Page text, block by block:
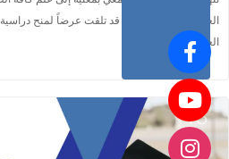
العالي والبحث العلمي قد تلقت عرضاً لمنح دراسية
العربية..
13
مايو
اقرأ المزيد ...